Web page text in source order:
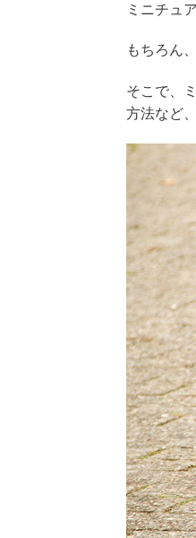
e
ミニチュ
もちろん
そこで、
方法など